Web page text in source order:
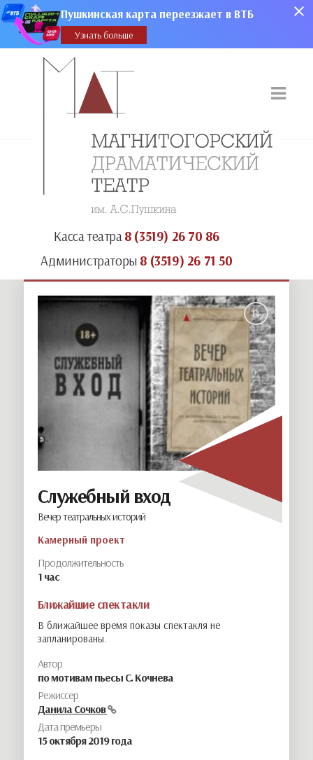
Пушкинская карта переезжает в ВТБ
Узнать больше
Касса театра8 (3519) 26 70 86
Администраторы 8 (3519) 26 71 50
18
Служебный вход
Вечер театральных историй
Камерный проект
Продолжительность
1 час
Ближайшие спектакли
В ближайшее время показы спектакля не
запланированы.
Автор
по мотивам пьесы С. Кочнева
Режиссер
Данила Сочков
Дата премьеры
15октября2019 года